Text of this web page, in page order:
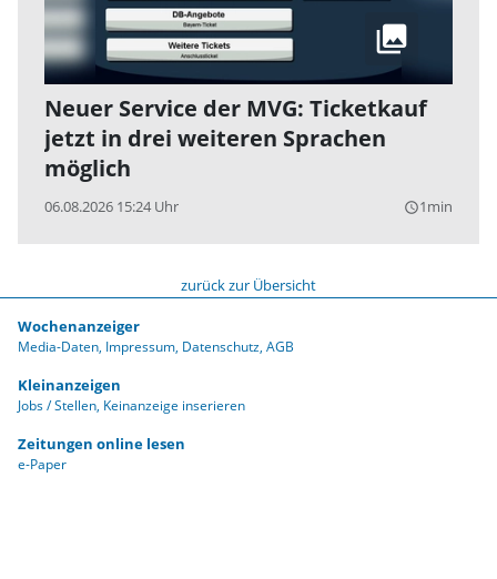
Neuer Service der MVG: Ticketkauf
jetzt in drei weiteren Sprachen
möglich
06.08.2026 15:24 Uhr query_builder1min
zurück zur Übersicht
Wochenanzeiger
Media-Daten Impressum Datenschutz AGB
Kleinanzeigen
Jobs / Stellen Keinanzeige inserieren
Zeitungen online lesen
e-Paper